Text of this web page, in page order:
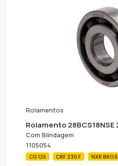
Rolamentos
Rolamento 28BCS18NSE
Com Blindagem
1105054
CG 125 CRF 230 F NXR